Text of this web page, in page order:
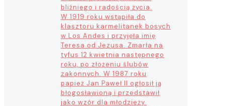
bliźniego i radością życia.
W 1919 roku wstąpiła do
klasztoru karmelitanek bosych
w Los Andes i przyjęła imię
Teresa od Jezusa. Zmarła na
tyfus 12 kwietnia następnego
roku, po złożeniu ślubów
zakonnych. W 1987 roku
papież Jan Paweł II ogłosił ją
błogosławioną i przedstawił
jako wzór dla młodzieży.